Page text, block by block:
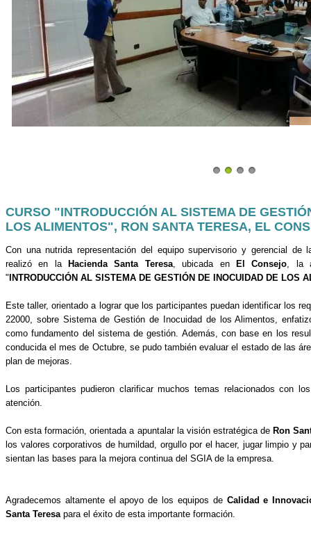
CURSO "INTRODUCCIÓN AL SISTEMA DE
LOS ALIMENTOS", RON SANTA TERESA, EL
Con una nutrida representación del equipo supervisorio y gerencial de
realizó en laHacienda Santa Teresa, ubicada en El Consejo , la
"INTRODUCCIÓN AL SISTEMA DE GESTIÓN DE INOCUIDAD DE LOS
Este taller, orientado a lograr que los participantes puedan identificar los
22000, sobre Sistema de Gestión de Inocuidad de los Alimentos,
como fundamento del sistema de gestión. Además, con base en los
conducida el mes de Octubre, se pudo también evaluar el estado de las
plan de mejoras.
Los participantes pudieron clarificar muchos temas relacionados con
atención.
Con esta formación, orientada a apuntalar la visión estratégica deRon
los valores corporativos de humildad, orgullo por el hacer, jugar limpio y
sientan las bases para la mejora continua del SGIA de la empresa.
Agradecemos altamente el apoyo de los equipos de Calidad e
Santa Teresa para el éxito de esta importante formación.